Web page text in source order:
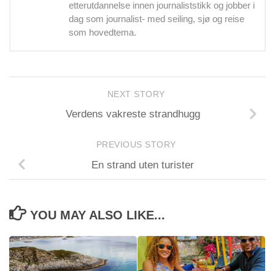
etterutdannelse innen journaliststikk og jobber i
dag som journalist- med seiling, sjø og reise
som hovedtema.
NEXT STORY
Verdens vakreste strandhugg
PREVIOUS STORY
En strand uten turister
YOU MAY ALSO LIKE...